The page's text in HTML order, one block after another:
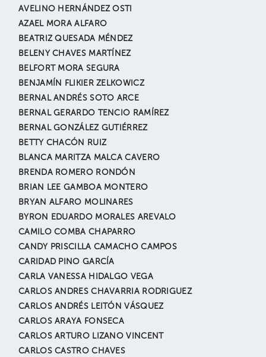
AVELINO HERNÁNDEZ OSTI
AZAEL MORA ALFARO
BEATRIZ QUESADA MÉNDEZ
BELENY CHAVES MARTÍNEZ
BELFORT MORA SEGURA
BENJAMÍN FLIKIER ZELKOWICZ
BERNAL ANDRÉS SOTO ARCE
BERNAL GERARDO TENCIO RAMÍREZ
BERNAL GONZÁLEZ GUTIÉRREZ
BETTY CHACÓN RUIZ
BLANCA MARITZA MALCA CAVERO
BRENDA ROMERO RONDÓN
BRIAN LEE GAMBOA MONTERO
BRYAN ALFARO MOLINARES
BYRON EDUARDO MORALES AREVALO
CAMILO COMBA CHAPARRO
CANDY PRISCILLA CAMACHO CAMPOS
CARIDAD PINO GARCÍA
CARLA VANESSA HIDALGO VEGA
CARLOS ANDRES CHAVARRIA RODRIGUEZ
CARLOS ANDRÉS LEITÓN VÁSQUEZ
CARLOS ARAYA FONSECA
CARLOS ARTURO LIZANO VINCENT
CARLOS CASTRO CHAVES